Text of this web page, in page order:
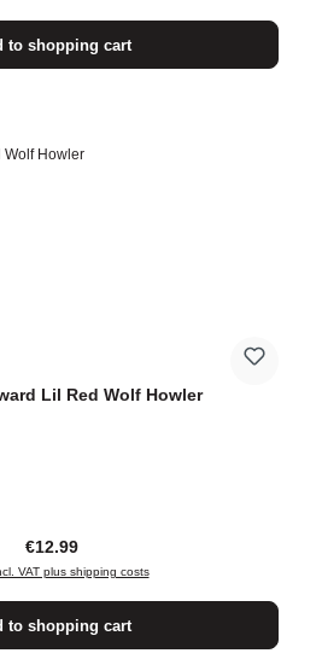
to shopping cart
Lil Red Wolf Howler
Regular price:
€12.99
VAT plus shipping costs
to shopping cart